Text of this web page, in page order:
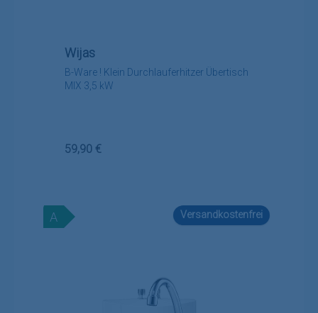
B-Ware ! Klein Durchlauferhitzer Übertisch
MIX 3,5 kW
Wijas
Regulärer Preis:
59,90 €
Versandkostenfrei
A